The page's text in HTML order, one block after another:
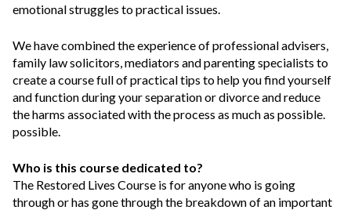
emotional struggles to practical issues.
We have combined the experience of professional advisers,
family law solicitors, mediators and parenting specialists to
create a course full of practical tips to help you find yourself
and function during your separation or divorce and reduce
the harms associated with the process as much as possible.
possible.
Who is this course dedicated to?
The Restored Lives Course is for anyone who is going
through or has gone through the breakdown of an important